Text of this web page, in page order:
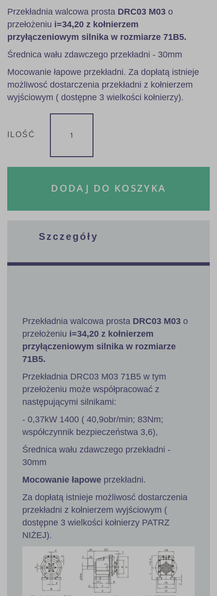
Przekładnia walcowa prosta DRC03 M03 o
przełożeniu i=34,20 z kołnierzem
przyłączeniowym silnika w rozmiarze 71B5.
Średnica wału zdawczego przekładni - 30mm
Mocowanie łapowe przekładni. Za dopłatą istnieje
możliwosć dostarczenia przekładni z kołnierzem
wyjściowym ( dostępne 3 wielkości kołnierzy).
ILOŚĆ
DODAJ DO KOSZYKA
Szczegóły
Przekładnia walcowa prosta DRC03 M03 o
przełożeniu i=34,20 z kołnierzem
przyłączeniowym silnika w rozmiarze
71B5.
Przekładnia DRC03 M03 71B5 w tym
przełożeniu może współpracować z
następującymi silnikami:
- 0,37kW 1400 ( 40,9obr/min; 83Nm;
współczynnik bezpieczeństwa 3,6),
Średnica wału zdawczego przekładni -
30mm
Mocowanie łapowe przekładni.
Za dopłatą istnieje możliwosć dostarczenia
przekładni z kołnierzem wyjściowym (
dostępne 3 wielkości kołnierzy PATRZ
NIŻEJ).